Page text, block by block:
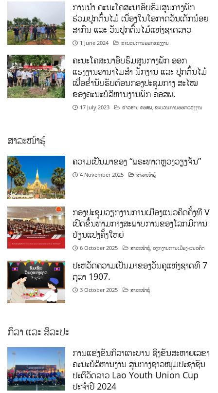
ການນໍາ ຄະນະໂຄສະນາອົບຮົມສູນກາງພັກ
ຮ່ວມປູກຕົ້ນໄມ້ ເນື່ອງໃນໂອກາດວັນເດັກນ້ອຍ
ສາກົນ ແລະ ວັນປູກຕົ້ນໄມ້ແຫ່ງຊາດລາວ
1 June 2024 ຂະບວນການອອກແຮງງານ
ຄະນະໂຄສະນາອົບຮົມສູນກາງພັກ ອອກ
ແຮງງານອານາໄມສໍາ ນັກງານ ແລະ ປູກຕົ້ນໄມ້
ເພື່ອຂໍ່ານັບຮັບຕ້ອນກອງປະຊຸມກາງ ສະໄໝ
ຂອງຄະນະບໍລິຫານງານພັກ ຄອສພ.
17 July 2023 ຂ່າວສານ ຄອສພ ,ຂະບວນການອອກແຮງງານ
ສາລະໜ້າຮູ້
ຄວາມເປັນມາຂອງ “ພຣະທາດຫຼວງວຽງຈັນ”
4 November 2025 ສາລະໜ້າຮູ້
ກອງປະຊຸມວຽກງານການເມືອງແນວຄິດຄັ້ງທີ V
ເປີດຂຶ້ນທ່າມກາງສະພາບການຂອງໂລກມີການ
ປ່ຽນແປງຄັ້ງໃຫຍ່
6 October 2025 ສາລະໜ້າຮູ້ ,ວຽກງານການເມືອງ-ແນວຄິດ
ປະຫວັດຄວາມເປັນມາຂອງວັນຄູແຫ່ງຊາດທີ 7
ຕຸລາ 1907.
3 October 2025 ສາລະໜ້າຮູ້
ກິລາ ແລະ ສິລະປະ
ການແຂ່ງຂັນກິລາເຕະບານ ຊິງຂັນສະຫາຍເລຂາ
ຄະນະບໍລິຫານງານ ສູນກາງຊາວໜຸ່ມປະຊາຊົນ
ປະຕິວັດລາວ Lao Youth Union Cup
ປະຈຳປີ 2024